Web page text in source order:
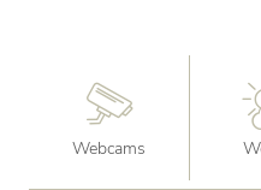
Webcams